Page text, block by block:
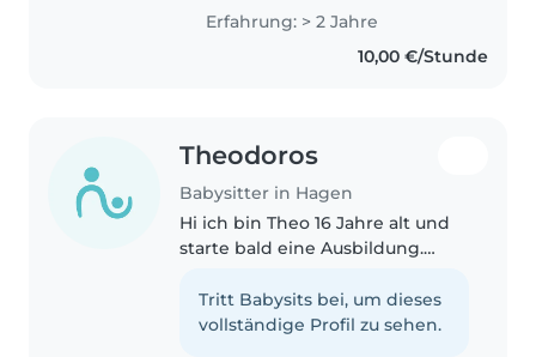
Erfahrung: > 2 Jahre
10,00 €/Stunde
Theodoros
Babysitter in Hagen
Hi ich bin Theo 16 Jahre alt und
starte bald eine Ausbildung.
ins Fitnessstudio gehen. Suche
gerade Jobs um mir etwas dazu
Tritt Babysits bei, um dieses
vollständige Profil zu sehen.